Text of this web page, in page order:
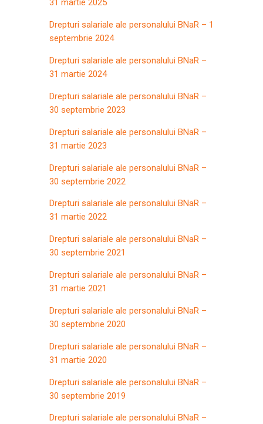
31 martie 2025
Drepturi salariale ale personalului BNaR – 1
septembrie 2024
Drepturi salariale ale personalului BNaR –
31 martie 2024
Drepturi salariale ale personalului BNaR –
30 septembrie 2023
Drepturi salariale ale personalului BNaR –
31 martie 2023
Drepturi salariale ale personalului BNaR –
30 septembrie 2022
Drepturi salariale ale personalului BNaR –
31 martie 2022
Drepturi salariale ale personalului BNaR –
30 septembrie 2021
Drepturi salariale ale personalului BNaR –
31 martie 2021
Drepturi salariale ale personalului BNaR –
30 septembrie 2020
Drepturi salariale ale personalului BNaR –
31 martie 2020
Drepturi salariale ale personalului BNaR –
30 septembrie 2019
Drepturi salariale ale personalului BNaR –